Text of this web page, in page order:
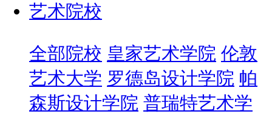
艺术院校
全部院校 皇家艺术学院 伦敦
艺术大学 罗德岛设计学院 帕
森斯设计学院 普瑞特艺术学